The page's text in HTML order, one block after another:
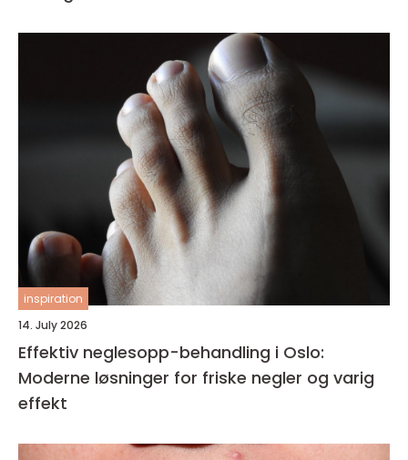
inspiration
14. July 2026
Effektiv neglesopp-behandling i Oslo:
Moderne løsninger for friske negler og varig
effekt